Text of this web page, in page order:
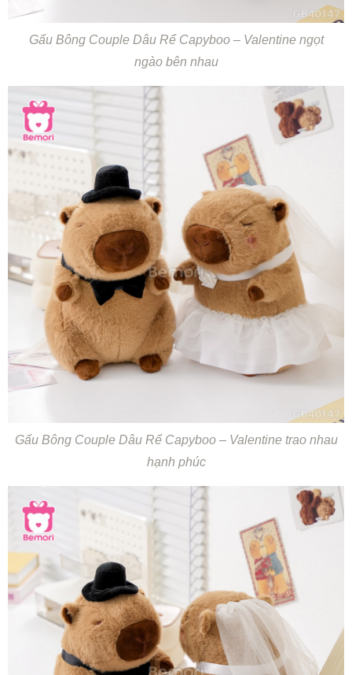
Gấu Bông Couple Dâu Rể Capyboo – Valentine ngọt
ngào bên nhau
Gấu Bông Couple Dâu Rể Capyboo – Valentine trao nhau
hạnh phúc